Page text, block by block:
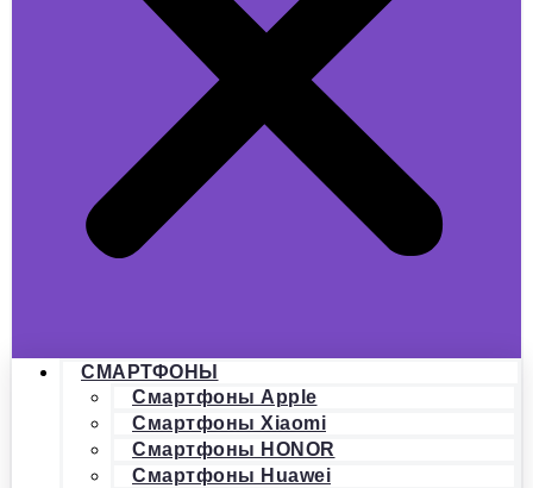
СМАРТФОНЫ
Смартфоны Apple
Смартфоны Xiaomi
Смартфоны HONOR
Смартфоны Huawei